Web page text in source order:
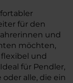
für den
und
möchten,
flexibel und
für Pendler,
alle, die ein